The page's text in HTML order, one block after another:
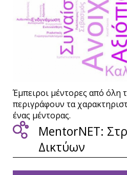
Έμπειροι μέντορες από όλη
περιγράφουν τα
ένας μέντορας.
MentorNET:
Δικτύων